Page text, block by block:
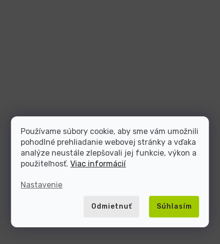
Používame súbory cookie, aby sme vám umožnili
pohodlné prehliadanie webovej stránky a vďaka
analýze neustále zlepšovali jej funkcie, výkon a
použiteľnosť.Viac informácií
Nastavenie
Odmietnuť Súhlasím